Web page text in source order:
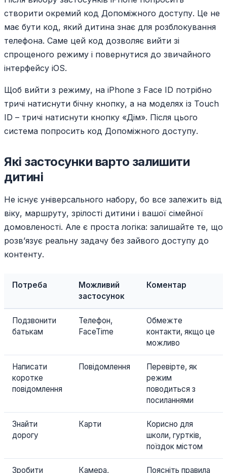
створити окремий код Допоміжного доступу. Це не
має бути код, який дитина знає для розблокування
телефона. Саме цей код дозволяє вийти зі
спрощеного режиму і повернутися до звичайного
інтерфейсу iOS.
Щоб вийти з режиму, на iPhone з Face ID потрібно
тричі натиснути бічну кнопку, а на моделях із Touch
ID – тричі натиснути кнопку «Дім». Після цього
система попросить код Допоміжного доступу.
Які застосунки варто залишити
дитині
Не існує універсального набору, бо все залежить від
віку, маршруту, зрілості дитини і вашої сімейної
домовленості. Але є проста логіка: залишайте те, що
розв’язує реальну задачу без зайвого доступу до
контенту.
Потреба
Можливий
застосунок
Коментар
Подзвонити
батькам
Телефон,
FaceTime
Обмежте
контакти, якщо це
можливо
Написати
коротке
повідомлення
Повідомлення
Перевірте, як
режим
поводиться з
посиланнями
Знайти
дорогу
Карти
Корисно для
школи, гуртків,
поїздок містом
Зробити
Камера,
Поясніть правила